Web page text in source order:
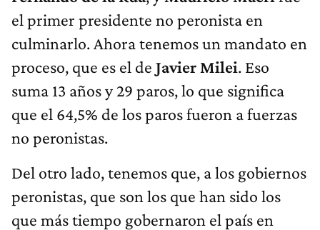
el primer presidente no peronista en
culminarlo. Ahora tenemos un mandato en
proceso, que es el de Javier Milei. Eso
suma 13 años y 29 paros, lo que significa
que el 64,5% de los paros fueron a fuerzas
no peronistas.
Del otro lado, tenemos que, a los gobiernos
peronistas, que son los que han sido los
que más tiempo gobernaron el país en